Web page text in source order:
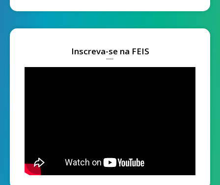
Inscreva-se na FEIS